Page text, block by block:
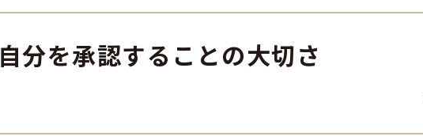
自分を承認することの大切さ